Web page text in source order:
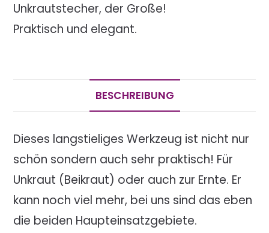
Unkrautstecher, der Große!
Praktisch und elegant.
BESCHREIBUNG
Dieses langstieliges Werkzeug ist nicht nur
schön sondern auch sehr praktisch! Für
Unkraut (Beikraut) oder auch zur Ernte. Er
kann noch viel mehr, bei uns sind das eben
die beiden Haupteinsatzgebiete.